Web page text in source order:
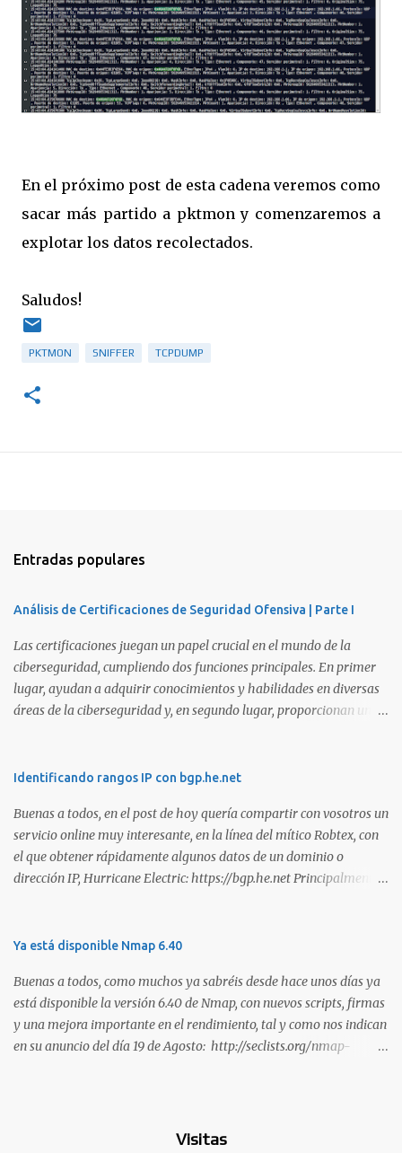
En el próximo post de esta cadena veremos como
sacar más partido a pktmon y comenzaremos a
explotar los datos recolectados.
Saludos!
PKTMON SNIFFER TCPDUMP
Entradas populares
Análisis de Certificaciones de Seguridad Ofensiva | Parte I
Las certificaciones juegan un papel crucial en el mundo de la
ciberseguridad, cumpliendo dos funciones principales. En primer
lugar, ayudan a adquirir conocimientos y habilidades en diversas
áreas de la ciberseguridad y, en segundo lugar, proporcionan una
certificaciones existentes hoy en día, elegir la adecuada puede
certificaciones que consideramos como opciones sólidas para
aquellos que desean especializarse en el área de la seguridad
ofensiva. Todas ellas son totalmente prácticas y su examen simula
un escenario real en el que se deben comprometer diversos activos,
La primera certificación de la lista es el eJPT (Junior Penetration
Identificando rangos IP con bgp.he.net
Buenas a todos, en el post de hoy quería compartir con vosotros un
servicio online muy interesante, en la línea del mítico Robtex, con
el que obtener rápidamente algunos datos de un dominio o
dirección IP, Hurricane Electric: https://bgp.he.net Principalmente
durante la estimación de un test de intrusión. A continuación os
interesante utilidad para tener en los marcadores de nuestro
navegador. Saludos!
Ya está disponible Nmap 6.40
Buenas a todos, como muchos ya sabréis desde hace unos días ya
está disponible la versión 6.40 de Nmap, con nuevos scripts, firmas
y una mejora importante en el rendimiento, tal y como nos indican
en su anuncio del día 19 de Agosto: http://seclists.org/nmap-
<scriptname>"' and allows you to run Lua scripts with Ncat,
Visitas